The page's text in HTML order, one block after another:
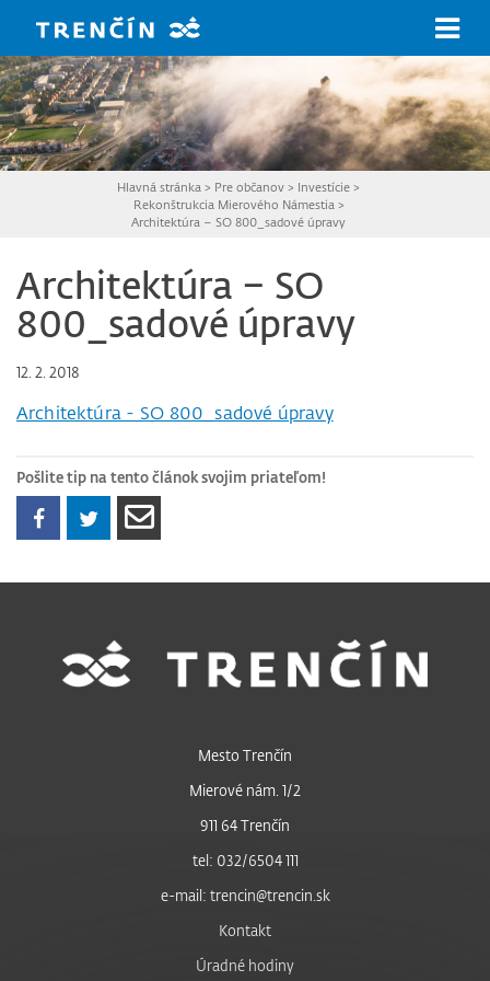
Hlavná stránka > Pre občanov > Investície >
Rekonštrukcia Mierového Námestia >
Architektúra – SO 800_sadové úpravy
Architektúra – SO
800_sadové úpravy
12. 2. 2018
Architektúra - SO 800_sadové úpravy
Pošlite tip na tento článok svojim priateľom!
Mesto Trenčín
Mierové nám. 1/2
911 64 Trenčín
tel: 032/6504 111
e-mail: trencin@trencin.sk
Kontakt
Úradné hodiny